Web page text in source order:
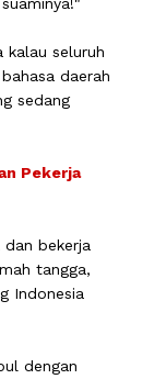
kalau seluruh
daerah
sedang
Pekerja
bekerja
tangga,
Indonesia
dengan